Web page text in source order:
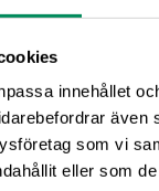
innehållet
även
som vi
eller som